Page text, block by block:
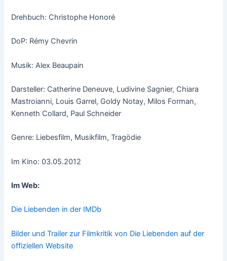
Drehbuch: Christophe Honoré
DoP: Rémy Chevrin
Musik: Alex Beaupain
Darsteller: Catherine Deneuve, Ludivine Sagnier, Chiara
Mastroianni, Louis Garrel, Goldy Notay, Milos Forman,
Kenneth Collard, Paul Schneider
Genre: Liebesfilm, Musikfilm, Tragödie
Im Kino: 03.05.2012
Im Web:
Die Liebenden in der IMDb
Bilder und Trailer zur Filmkritik von Die Liebenden auf der
offiziellen Website